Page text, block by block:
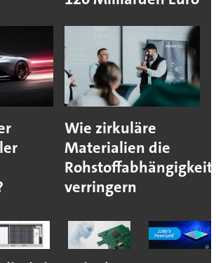
Wie zirkuläre
Materialien die
Rohstoffabhängigkeit
verringern